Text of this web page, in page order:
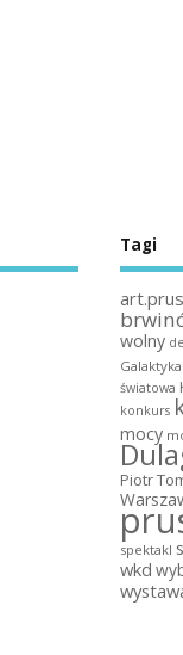
Tagi
wolny
światowa
konkurs
mocy
Piotr
spektakl
wkd